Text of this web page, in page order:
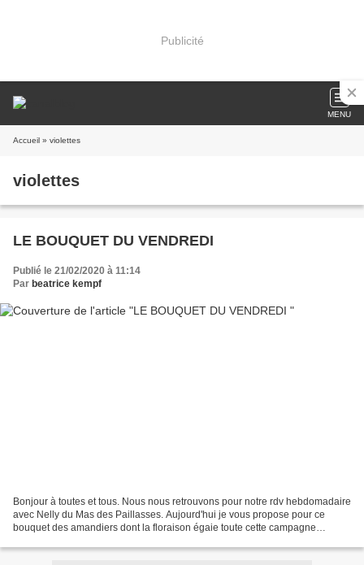
Publicité
MENU
Accueil » violettes
violettes
LE BOUQUET DU VENDREDI
Publié le 21/02/2020 à 11:14
Par beatrice kempf
Bonjour à toutes et tous. Nous nous retrouvons pour notre rdv hebdomadaire
avec Nelly du Mas des Paillasses. Aujourd'hui je vous propose pour ce
bouquet des amandiers dont la floraison égaie toute cette campagne